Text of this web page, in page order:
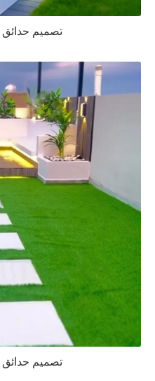
تصميم حدائق
تصميم حدائق